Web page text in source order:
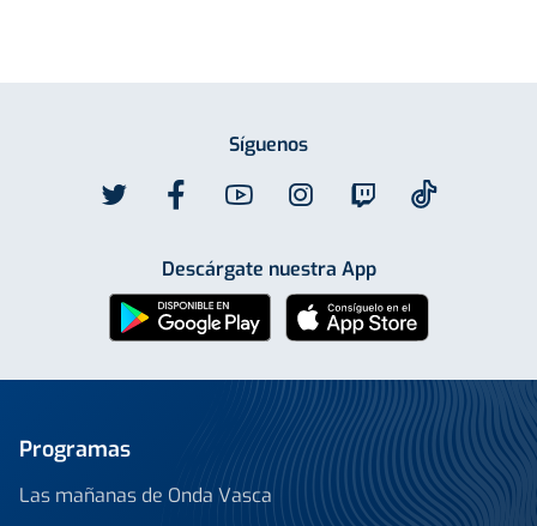
Síguenos
Descárgate nuestra App
Programas
Las mañanas de Onda Vasca